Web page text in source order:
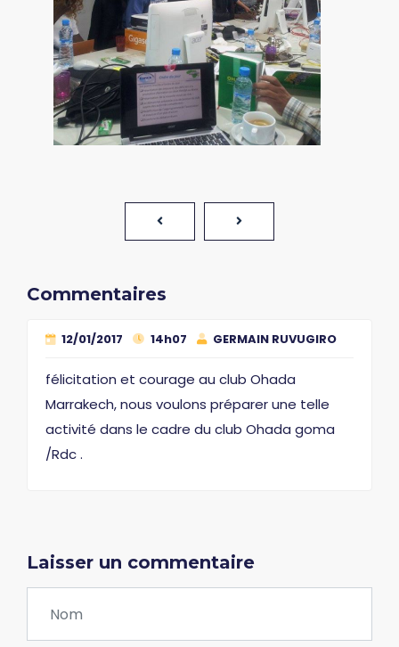
Commentaires
12/01/2017 14h07 GERMAIN RUVUGIRO
félicitation et courage au club Ohada
Marrakech, nous voulons préparer une telle
activité dans le cadre du club Ohada goma
/Rdc .
Laisser un commentaire